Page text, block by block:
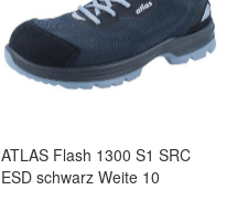
ATLAS Flash 1300 S1 SRC
ESD schwarz Weite 10